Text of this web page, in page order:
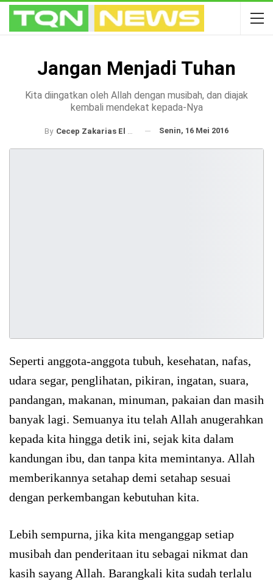
Jangan Menjadi Tuhan
Kita diingatkan oleh Allah dengan musibah, dan diajak
kembali mendekat kepada-Nya
By Cecep Zakarias El Bilad Senin, 16 Mei 2016
Seperti anggota-anggota tubuh, kesehatan, nafas,
udara segar, penglihatan, pikiran, ingatan, suara,
pandangan, makanan, minuman, pakaian dan masih
banyak lagi. Semuanya itu telah Allah anugerahkan
kepada kita hingga detik ini, sejak kita dalam
kandungan ibu, dan tanpa kita memintanya. Allah
memberikannya setahap demi setahap sesuai
dengan perkembangan kebutuhan kita.
Lebih sempurna, jika kita menganggap setiap
musibah dan penderitaan itu sebagai nikmat dan
kasih sayang Allah. Barangkali kita sudah terlalu